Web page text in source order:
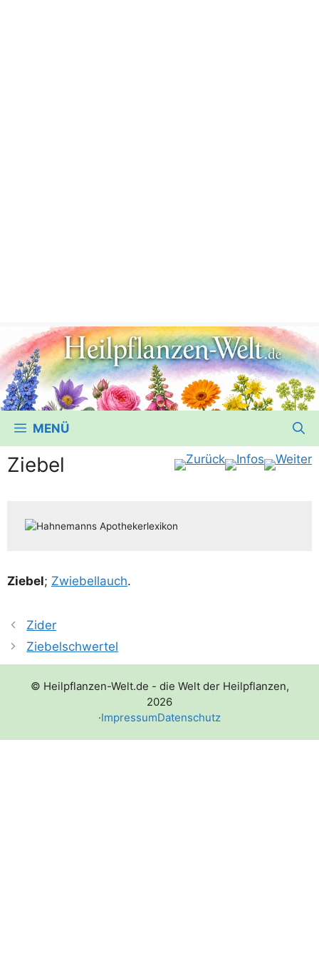
MENÜ
Ziebel
Zie­bel; Zwie­bel­lauch.
Zider
Ziebelschwertel
© Heilpflanzen-Welt.de - die Welt der Heilpflanzen,
2026
·ImpressumDatenschutz